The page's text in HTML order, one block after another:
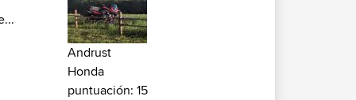
Andrust
Honda
puntuación: 15